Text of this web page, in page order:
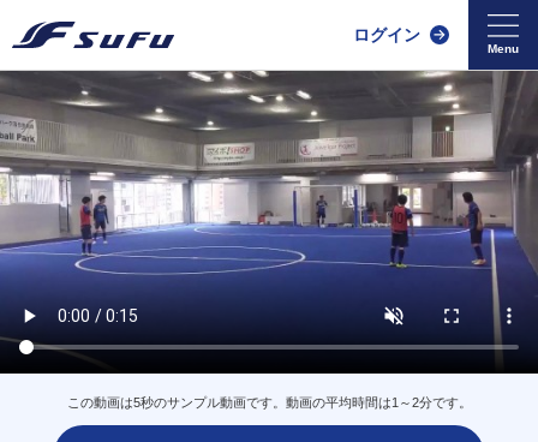
ログイン
この動画は5秒のサンプル動画です。動画の平均時間は1～2分です。